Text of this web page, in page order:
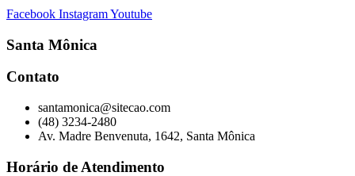
Facebook InstagramYoutube
Santa Mônica
Contato
santamonica@sitecao.com
(48) 3234-2480
Av. Madre Benvenuta, 1642, Santa Mônica
Horário de Atendimento